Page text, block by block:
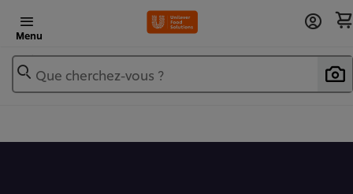
Menu
Que cherchez-vous ?